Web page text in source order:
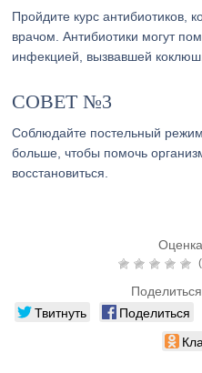
Пройдите курс антибиотиков,
врачом. Антибиотики могут
инфекцией, вызвавшей коклюш.
СОВЕТ №3
Соблюдайте постельный
больше, чтобы помочь
восстановиться.
Твитнуть Поделиться